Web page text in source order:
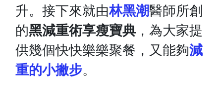
升。接下來就由林黑潮醫師所創
的黑減重術享瘦寶典 ，為大家提
供幾個快快樂樂聚餐，又能夠減
重的小撇步。